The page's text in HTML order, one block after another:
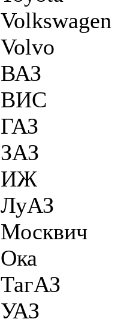
Volkswagen
Volvo
ВАЗ
ВИС
ГАЗ
ЗАЗ
ИЖ
ЛуАЗ
Москвич
Ока
ТагАЗ
УАЗ